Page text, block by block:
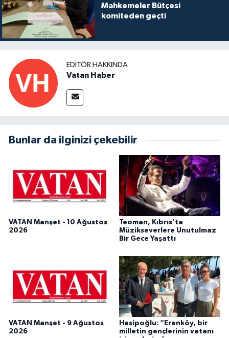
Mahkemeler Bütçesi
komiteden geçti
EDITÖR HAKKINDA
Vatan Haber
Bunlar da ilginizi çekebilir
VATAN Manşet - 10 Ağustos
2026
Teoman, Kıbrıs’ta
Müzikseverlere Unutulmaz
Bir Gece Yaşattı
VATAN Manşet - 9 Ağustos
2026
Hasipoğlu: “Erenköy, bir
milletin gençlerinin vatanı